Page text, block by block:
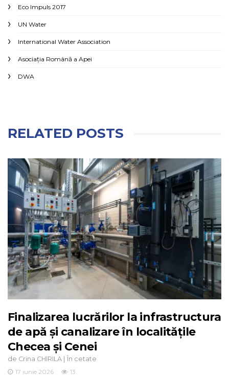
Eco Impuls 2017
UN Water
International Water Association
Asociaţia Română a Apei
DWA
RELATED POSTS
Finalizarea lucrărilor la infrastructura
de apă și canalizare în localitățile
Checea și Cenei
de Crina CHIRILA | În cetate
17 iunie 2026
13